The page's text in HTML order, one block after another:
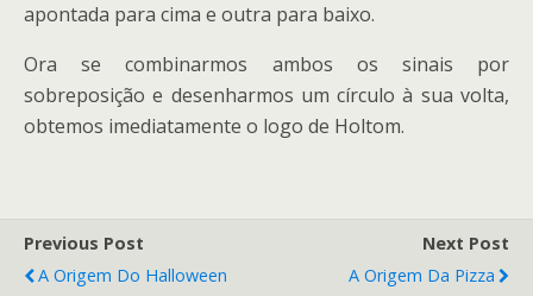
apontada para cima e outra para baixo.
Ora se combinarmos ambos os sinais por
sobreposição e desenharmos um círculo à sua volta,
obtemos imediatamente o logo de Holtom.
Previous Post
A Origem Do Halloween
Next Post
A Origem Da Pizza